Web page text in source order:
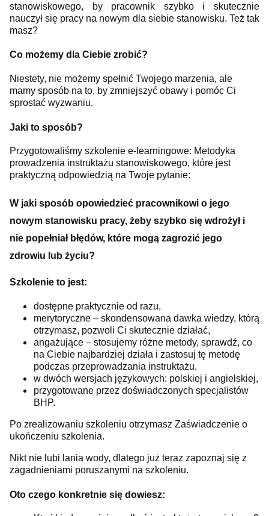
stanowiskowego, by pracownik szybko i skutecznie
nauczył się pracy na nowym dla siebie stanowisku. Też tak
masz?
Co możemy dla Ciebie zrobić?
Niestety, nie możemy spełnić Twojego marzenia, ale
mamy sposób na to, by zmniejszyć obawy i pomóc Ci
sprostać wyzwaniu.
Jaki to sposób?
Przygotowaliśmy szkolenie e-learningowe: Metodyka
prowadzenia instruktażu stanowiskowego, które jest
praktyczną odpowiedzią na Twoje pytanie:
W jaki sposób opowiedzieć pracownikowi o jego
nowym stanowisku pracy, żeby szybko się wdrożył i
nie popełniał błędów, które mogą zagrozić jego
zdrowiu lub życiu?
Szkolenie to jest:
dostępne praktycznie od razu,
merytoryczne – skondensowana dawka wiedzy, którą
otrzymasz, pozwoli Ci skutecznie działać,
angażujące – stosujemy różne metody, sprawdź, co
na Ciebie najbardziej działa i zastosuj tę metodę
podczas przeprowadzania instruktażu,
w dwóch wersjach językowych: polskiej i angielskiej,
przygotowane przez doświadczonych specjalistów
BHP.
Po zrealizowaniu szkoleniu otrzymasz Zaświadczenie o
ukończeniu szkolenia.
Nikt nie lubi lania wody, dlatego już teraz zapoznaj się z
zagadnieniami poruszanymi na szkoleniu.
Oto czego konkretnie się dowiesz: